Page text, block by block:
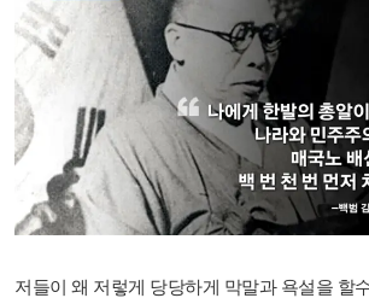
저들이 왜 저렇게 당당하게 막말과 욕설을 할